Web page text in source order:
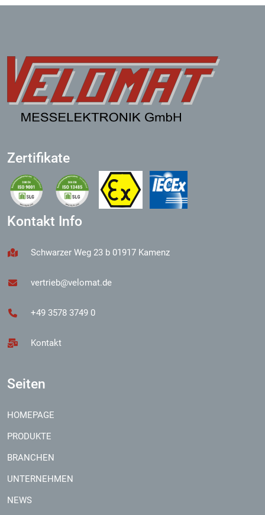
Zertifikate
Kontakt Info
Schwarzer Weg 23 b 01917 Kamenz
vertrieb@velomat.de
+49 3578 3749 0
Kontakt
Seiten
HOMEPAGE
PRODUKTE
BRANCHEN
UNTERNEHMEN
NEWS